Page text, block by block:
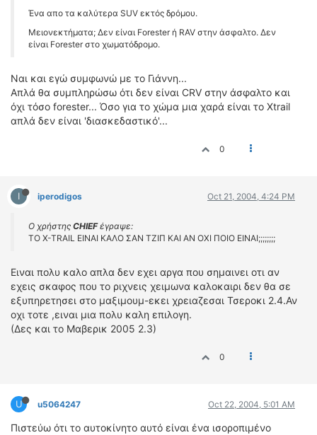
Ένα απο τα καλύτερα SUV εκτός δρόμου.
Μειονεκτήματα; Δεν είναι Forester ή RAV στην άσφαλτο. Δεν
είναι Forester στο χωματόδρομο.
Ναι και εγώ συμφωνώ με το Γιάννη...
Απλά θα συμπληρώσω ότι δεν είναι CRV στην άσφαλτο και
όχι τόσο forester... Όσο για το χώμα μια χαρά είναι το Xtrail
απλά δεν είναι 'διασκεδαστικό'...
0
I iperodigos Oct 21, 2004, 4:24 PM
Ο χρήστης CHIEFέγραψε:
ΤΟ X-TRAIL ΕΙΝΑΙ ΚΑΛΟ ΣΑΝ ΤΖΙΠ ΚΑΙ ΑΝ ΟΧΙ ΠΟΙΟ ΕΙΝΑΙ;;;;;;;;
Ειναι πολυ καλο απλα δεν εχει αργα που σημαινει οτι αν
εχεις σκαφος που το ριχνεις χειμωνα καλοκαιρι δεν θα σε
εξυπηρετησει στο μαξιμουμ-εκει χρειαζεσαι Τσεροκι 2.4.Αν
οχι τοτε ,ειναι μια πολυ καλη επιλογη.
(Δες και το Μαβερικ 2005 2.3)
0
U u5064247 Oct 22, 2004, 5:01 AM
Πιστεύω ότι το αυτοκίνητο αυτό είναι ένα ισοροπιμένο